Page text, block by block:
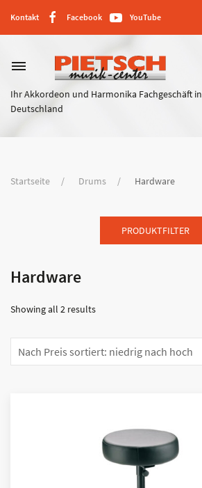
Kontakt Facebook YouTube
dehaze
Ihr Akkordeon und Harmonika Fachgeschäft in
Deutschland
Startseite Drums Hardware
PRODUKTFILTER
Hardware
Showing all 2 results